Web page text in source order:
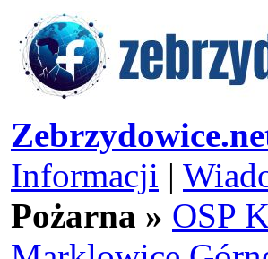
Informacji |
Pożarna » OSP